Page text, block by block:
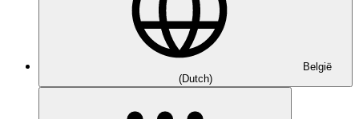
België
(Dutch)